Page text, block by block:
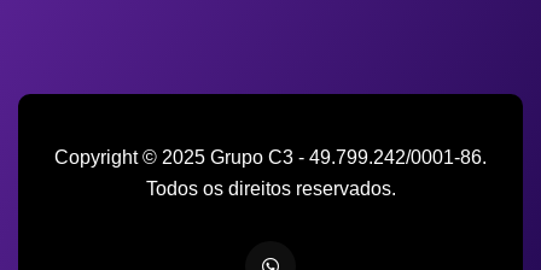
Copyright © 2025 Grupo C3 - 49.799.242/0001-86.
Todos os direitos reservados.